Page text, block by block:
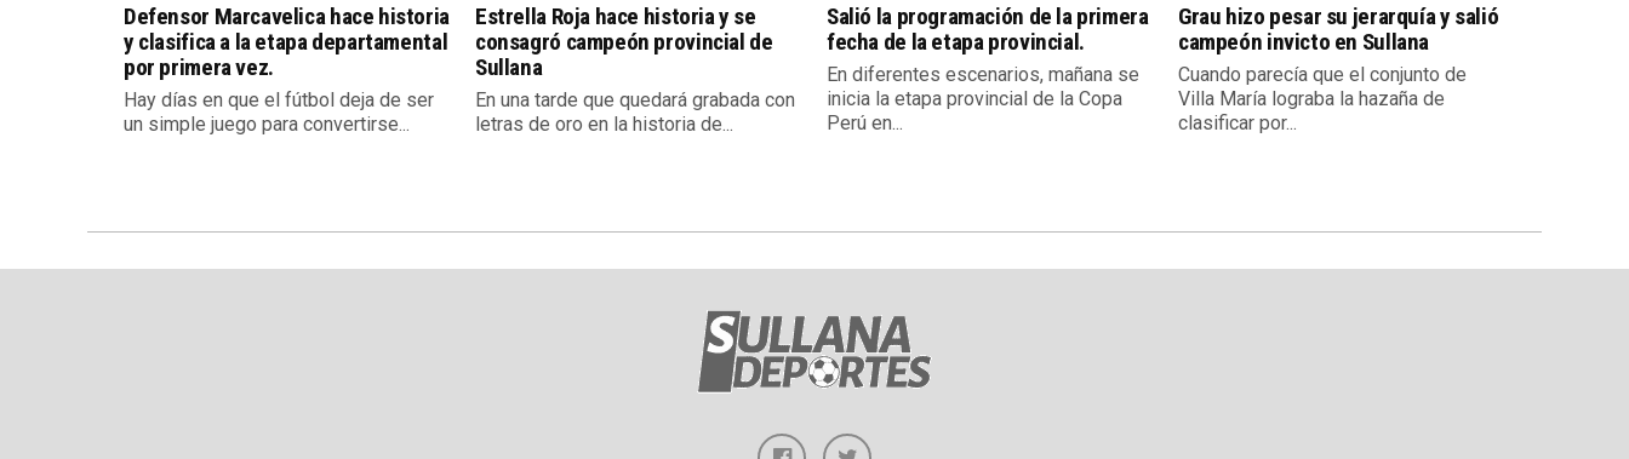
Defensor Marcavelica hace historia
y clasifica a la etapa departamental
por primera vez.
Hay días en que el fútbol deja de ser
un simple juego para convertirse...
Estrella Roja hace historia y se
consagró campeón provincial de
Sullana
En una tarde que quedará grabada con
letras de oro en la historia de...
Salió la programación de la primera
fecha de la etapa provincial.
En diferentes escenarios, mañana se
inicia la etapa provincial de la Copa
Perú en...
Grau hizo pesar su jerarquía y salió
campeón invicto en Sullana
Cuando parecía que el conjunto de
Villa María lograba la hazaña de
clasificar por...